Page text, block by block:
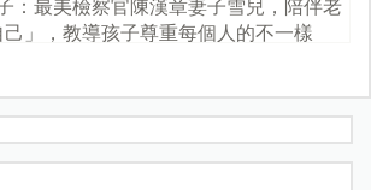
：最美檢察官陳漢章妻子雪兒，陪伴老
」，教導孩子尊重每個人的不一樣